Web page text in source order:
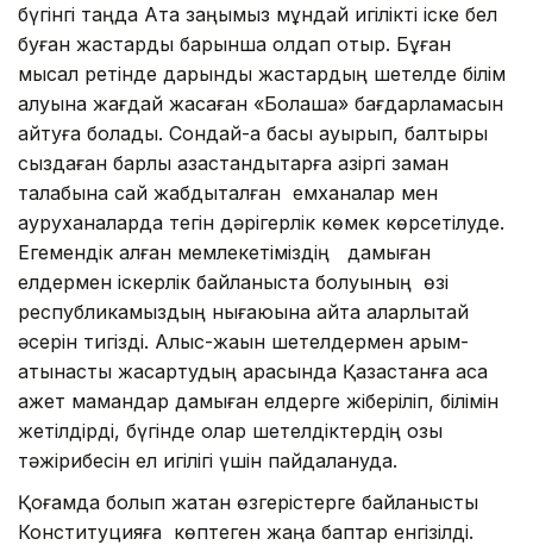
бүгінгі таңда Ата заңымыз мұндай игілікті іске бел
буған жастарды барынша қолдап отыр. Бұған
мысал ретінде дарынды жастардың шетелде білім
алуына жағдай жасаған «Болашақ» бағдарламасын
айтуға болады. Сондай-ақ басы ауырып, балтыры
сыздаған барлық қазақстандықтарға қазіргі заман
талабына сай жабдықталған емханалар мен
ауруханаларда тегін дәрігерлік көмек көрсетілуде.
Егемендік алған мемлекетіміздің дамыған
елдермен іскерлік байланыста болуының өзі
республикамыздың нығаюына айта қаларлықтай
әсерін тигізді. Алыс-жақын шетелдермен қарым-
қатынасты жақсартудың арқасында Қазақстанға аса
қажет мамандар дамыған елдерге жіберіліп, білімін
жетілдірді, бүгінде олар шетелдіктердің озық
тәжірибесін ел игілігі үшін пайдалануда.
Қоғамда болып жатқан өзгерістерге байланысты
Конституцияға көптеген жаңа баптар енгізілді.